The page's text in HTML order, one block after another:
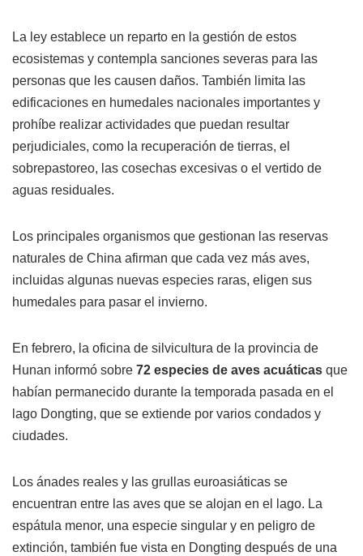
La ley establece un reparto en la gestión de estos
ecosistemas y contempla sanciones severas para las
personas que les causen daños. También limita las
edificaciones en humedales nacionales importantes y
prohíbe realizar actividades que puedan resultar
perjudiciales, como la recuperación de tierras, el
sobrepastoreo, las cosechas excesivas o el vertido de
aguas residuales.
Los principales organismos que gestionan las reservas
naturales de China afirman que cada vez más aves,
incluidas algunas nuevas especies raras, eligen sus
humedales para pasar el invierno.
En febrero, la oficina de silvicultura de la provincia de
Hunan informó sobre 72 especies de aves acuáticas que
habían permanecido durante la temporada pasada en el
lago Dongting, que se extiende por varios condados y
ciudades.
Los ánades reales y las grullas euroasiáticas se
encuentran entre las aves que se alojan en el lago. La
espátula menor, una especie singular y en peligro de
extinción, también fue vista en Dongting después de una